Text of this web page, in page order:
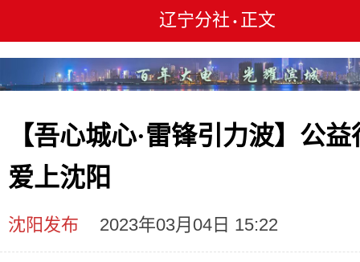
辽宁分社 • 正文
【吾心城心·雷锋引力波】公益
爱上沈阳
沈阳发布 2023年03月04日 15:22